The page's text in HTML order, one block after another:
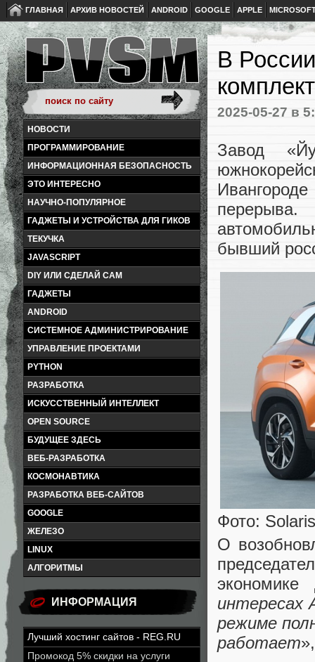
ГЛАВНАЯ АРХИВ НОВОСТЕЙ ANDROID GOOGLE APPLE
НОВОСТИ
ПРОГРАММИРОВАНИЕ
ИНФОРМАЦИОННАЯ БЕЗОПАСНОСТЬ
ЭТО ИНТЕРЕСНО
НАУЧНО-ПОПУЛЯРНОЕ
ГАДЖЕТЫ И УСТРОЙСТВА ДЛЯ ГИКОВ
ТЕКУЧКА
JAVASCRIPT
DIY ИЛИ СДЕЛАЙ САМ
ГАДЖЕТЫ
ANDROID
СИСТЕМНОЕ АДМИНИСТРИРОВАНИЕ
УПРАВЛЕНИЕ ПРОЕКТАМИ
PYTHON
РАЗРАБОТКА
ИСКУССТВЕННЫЙ ИНТЕЛЛЕКТ
OPEN SOURCE
БУДУЩЕЕ ЗДЕСЬ
ВЕБ-РАЗРАБОТКА
КОСМОНАВТИКА
РАЗРАБОТКА ВЕБ-САЙТОВ
GOOGLE
ЖЕЛЕЗО
LINUX
АЛГОРИТМЫ
ИНФОРМАЦИЯ
Лучший хостинг сайтов - REG.RU
Промокод 5% скидки на услуги
В
2025-05-27 в
Завод
перерыва.
бывший
Фото: Solaris
О
интересах
режиме
работает